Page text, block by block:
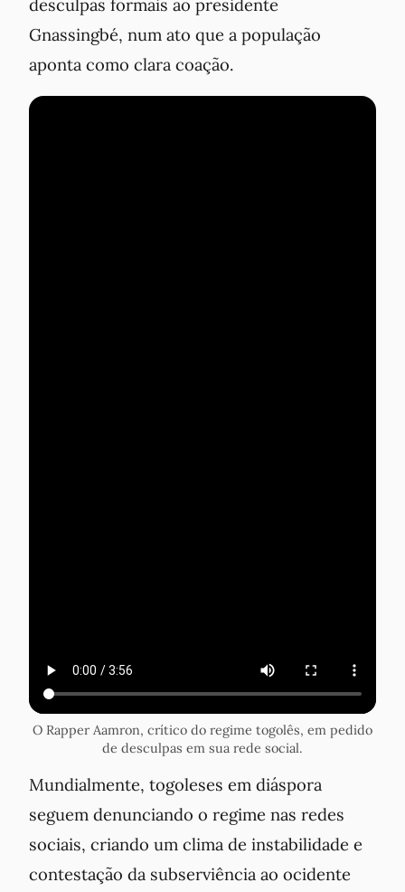
Gnassingbé, num ato que a população
aponta como clara coação.
O Rapper Aamron, crítico do regime togolês, em pedido
de desculpas em sua rede social.
Mundialmente, togoleses em diáspora
seguem denunciando o regime nas redes
sociais, criando um clima de instabilidade e
contestação da subserviência ao ocidente